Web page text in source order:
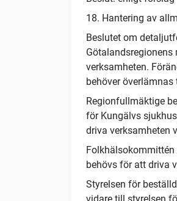
18. Hantering av
Beslutet om
verksamheten.
behöver
Regionfullmäktige
för Kungälvs
driva verksamheten
behövs för att driva
Styrelsen för